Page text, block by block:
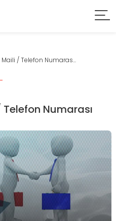
/ Telefon Numaras...
Numarası